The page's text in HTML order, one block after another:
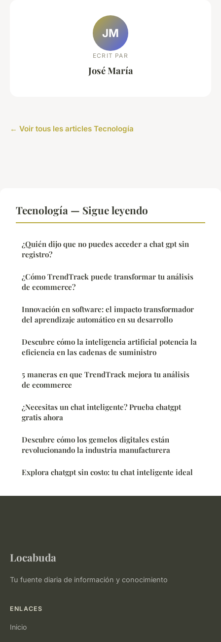
JM
ECRIT PAR
José María
← Voir tous les articles Tecnología
Tecnología — Sigue leyendo
¿Quién dijo que no puedes acceder a chat gpt sin
registro?
¿Cómo TrendTrack puede transformar tu análisis
de ecommerce?
Innovación en software: el impacto transformador
del aprendizaje automático en su desarrollo
Descubre cómo la inteligencia artificial potencia la
eficiencia en las cadenas de suministro
5 maneras en que TrendTrack mejora tu análisis
de ecommerce
¿Necesitas un chat inteligente? Prueba chatgpt
gratis ahora
Descubre cómo los gemelos digitales están
revolucionando la industria manufacturera
Explora chatgpt sin costo: tu chat inteligente ideal
Locabuda
Tu fuente diaria de información y conocimiento
ENLACES
Inicio